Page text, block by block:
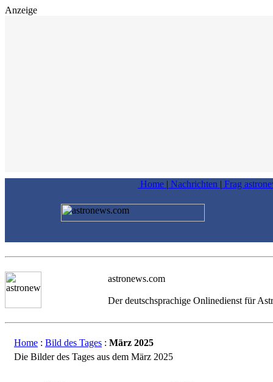
Anzeige
Home | Nachrichten | Frag
astronews.com
Der deutschsprachige Onlinedienst für
Home : Bild des Tages : März 2025
Die Bilder des Tages aus dem März 2025